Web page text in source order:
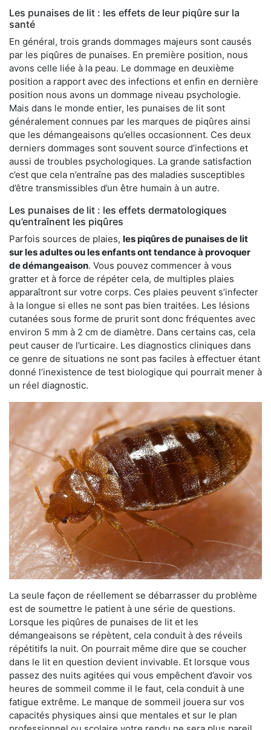
Les punaises de lit : les effets de leur piqûre sur la
santé
En général, trois grands dommages majeurs sont causés
par les piqûres de punaises. En première position, nous
avons celle liée à la peau. Le dommage en deuxième
position a rapport avec des infections et enfin en dernière
position nous avons un dommage niveau psychologie.
Mais dans le monde entier, les punaises de lit sont
généralement connues par les marques de piqûres ainsi
que les démangeaisons qu’elles occasionnent. Ces deux
derniers dommages sont souvent source d’infections et
aussi de troubles psychologiques. La grande satisfaction
c’est que cela n’entraîne pas des maladies susceptibles
d’être transmissibles d’un être humain à un autre.
Les punaises de lit : les effets dermatologiques
qu’entraînent les piqûres
Parfois sources de plaies, les piqûres de punaises de lit
sur les adultes ou les enfants ont tendance à provoquer
de démangeaison. Vous pouvez commencer à vous
gratter et à force de répéter cela, de multiples plaies
apparaîtront sur votre corps. Ces plaies peuvent s’infecter
à la longue si elles ne sont pas bien traitées. Les lésions
cutanées sous forme de prurit sont donc fréquentes avec
environ 5 mm à 2 cm de diamètre. Dans certains cas, cela
peut causer de l’urticaire. Les diagnostics cliniques dans
ce genre de situations ne sont pas faciles à effectuer étant
donné l’inexistence de test biologique qui pourrait mener à
un réel diagnostic.
La seule façon de réellement se débarrasser du problème
est de soumettre le patient à une série de questions.
Lorsque les piqûres de punaises de lit et les
démangeaisons se répètent, cela conduit à des réveils
répétitifs la nuit. On pourrait même dire que se coucher
dans le lit en question devient invivable. Et lorsque vous
passez des nuits agitées qui vous empêchent d’avoir vos
heures de sommeil comme il le faut, cela conduit à une
fatigue extrême. Le manque de sommeil jouera sur vos
capacités physiques ainsi que mentales et sur le plan